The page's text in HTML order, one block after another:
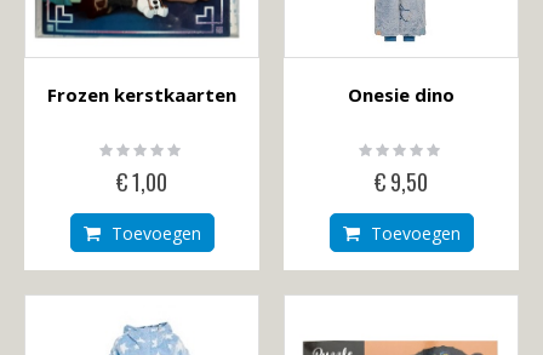
Frozen kerstkaarten
Rating:
0%
€ 1,00
Toevoegen
Onesie dino
Rating:
0%
€ 9,50
Toevoegen